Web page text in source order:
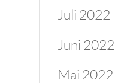
Juli 2022
Juni 2022
Mai 2022